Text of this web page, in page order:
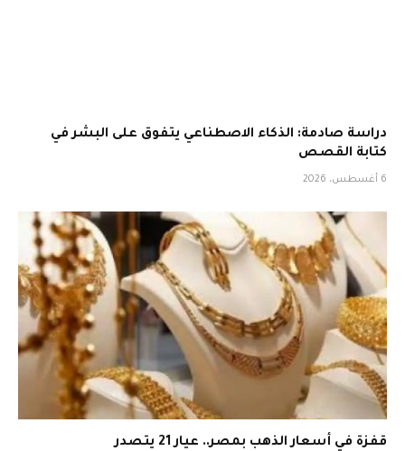
دراسة صادمة: الذكاء الاصطناعي يتفوق على البشر في
كتابة القصص
6 أغسطس، 2026
قفزة في أسعار الذهب بمصر.. عيار 21 يتصدر